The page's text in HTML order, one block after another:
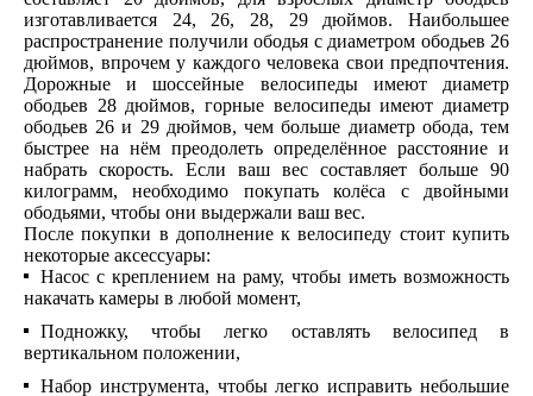
изготавливается 24, 26, 28, 29 дюймов. Наибольшее
распространение получили ободья с диаметром ободьев 26
дюймов, впрочем у каждого человека свои предпочтения.
Дорожные и шоссейные велосипеды имеют диаметр
ободьев 28 дюймов, горные велосипеды имеют диаметр
ободьев 26 и 29 дюймов, чем больше диаметр обода, тем
быстрее на нём преодолеть определённое расстояние и
набрать скорость. Если ваш вес составляет больше 90
килограмм, необходимо покупать колёса с двойными
ободьями, чтобы они выдержали ваш вес.
После покупки в дополнение к велосипеду стоит купить
некоторые аксессуары:
Насос с креплением на раму, чтобы иметь возможность
накачать камеры в любой момент,
Подножку, чтобы легко оставлять велосипед в
вертикальном положении,
Набор инструмента, чтобы легко исправить небольшие